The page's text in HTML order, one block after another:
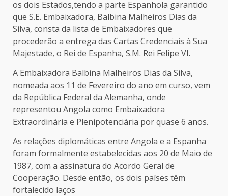
os dois Estados,tendo a parte Espanhola garantido
que S.E. Embaixadora, Balbina Malheiros Dias da
Silva, consta da lista de Embaixadores que
procederão a entrega das Cartas Credenciais à Sua
Majestade, o Rei de Espanha, S.M. Rei Felipe VI.
A Embaixadora Balbina Malheiros Dias da Silva,
nomeada aos 11 de Fevereiro do ano em curso, vem
da República Federal da Alemanha, onde
representou Angola como Embaixadora
Extraordinária e Plenipotenciária por quase 6 anos.
As relações diplomáticas entre Angola e a Espanha
foram formalmente estabelecidas aos 20 de Maio de
1987, com a assinatura do Acordo Geral de
Cooperação. Desde então, os dois países têm
fortalecido laços